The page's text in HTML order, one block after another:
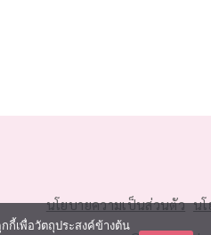
นโยบายความเป็นส่วนตัว นโ
กี้เพื่อวัตถุประสงค์ข้างต้น